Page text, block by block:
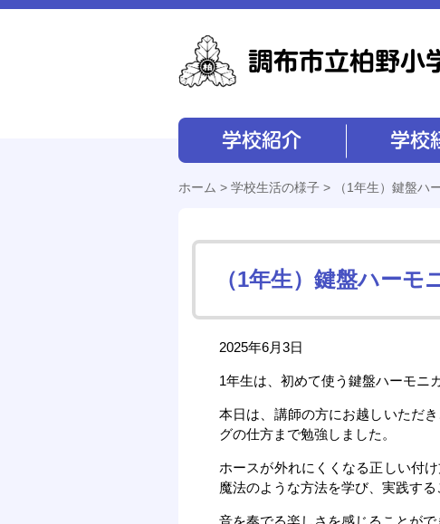
ホーム > 学校生活の様子 > （1年生）鍵盤ハ
（1年生）鍵盤ハーモ
2025年6月3日
1年生は、初めて使う鍵盤ハーモニ
本日は、講師の方にお越しいただ
グの仕方まで勉強しました。
ホースが外れにくくなる正しい付
魔法のような方法を学び、実践する
音を奏でる楽しさを感じることがで